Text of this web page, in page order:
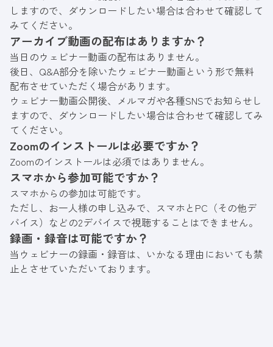
しますので、ダウンロードしたい場合は合わせて確認して
みてください。
アーカイブ動画の配布はありますか？
当日のウェビナー動画の配布はありません。
後日、Q&A部分を除いたウェビナー動画という形で無料
配布させていただく場合があります。
ウェビナー動画公開後、メルマガや各種SNSでお知らせし
ますので、ダウンロードしたい場合は合わせて確認してみ
てください。
Zoomのインストールは必要ですか？
Zoomのインストールは必須ではありません。
スマホから参加可能ですか？
スマホからの参加は可能です。
ただし、お一人様の申し込みで、スマホとPC（その他デ
バイス）などの2デバイスで視聴することはできません。
録画・録音は可能ですか？
当ウェビナーの録画・録音は、いかなる理由においても禁
止とさせていただいております。